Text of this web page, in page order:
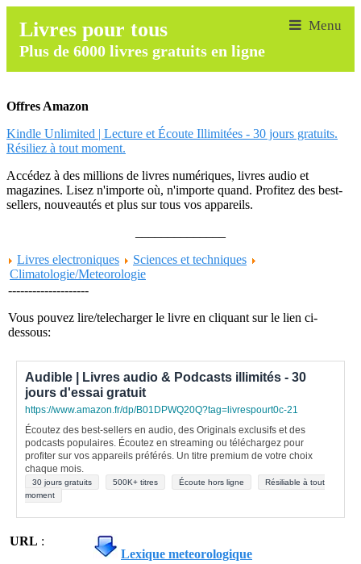
Livres pour tous
Plus de 6000 livres gratuits en ligne
Offres Amazon
Kindle Unlimited | Lecture et Écoute Illimitées - 30 jours gratuits.
Résiliez à tout moment.
Accédez à des millions de livres numériques, livres audio et
magazines. Lisez n'importe où, n'importe quand. Profitez des best-
sellers, nouveautés et plus sur tous vos appareils.
Livres electroniques
Sciences et techniques
Climatologie/Meteorologie
--------------------
Vous pouvez lire/telecharger le livre en cliquant sur le lien ci-
dessous:
Audible | Livres audio & Podcasts illimités - 30
jours d'essai gratuit
https://www.amazon.fr/dp/B01DPWQ20Q?tag=livrespourt0c-21
Écoutez des best-sellers en audio, des Originals exclusifs et des
podcasts populaires. Écoutez en streaming ou téléchargez pour
profiter sur vos appareils préférés. Un titre premium de votre choix
chaque mois.
30 jours gratuits 500K+ titres Écoute hors ligne
Résiliable à tout
moment
URL :
Lexique meteorologique